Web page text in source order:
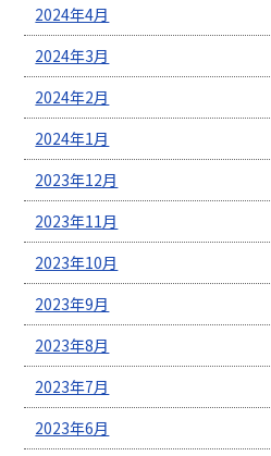
2024年4月
2024年3月
2024年2月
2024年1月
2023年12月
2023年11月
2023年10月
2023年9月
2023年8月
2023年7月
2023年6月